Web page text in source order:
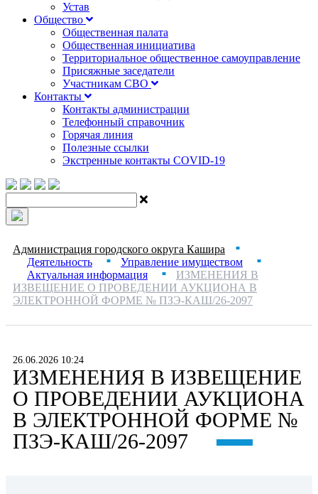
Устав
Общество
Общественная палата
Общественная инициатива
Территориальное общественное самоуправление
Присяжные заседатели
Участникам СВО
Контакты
Контакты администрации
Телефонный справочник
Горячая линия
Полезные ссылки
Экстренные контакты COVID-19
Администрация городского округа Кашира ■
Деятельность ■ Управление имуществом ■
Актуальная информация ■
ИЗМЕНЕНИЯ В
ИЗВЕЩЕНИЕ О ПРОВЕДЕНИИ АУКЦИОНА В
ЭЛЕКТРОННОЙ ФОРМЕ № ПЗЭ-КАШ/26-2097
26.06.2026 10:24
ИЗМЕНЕНИЯ В ИЗВЕЩЕНИЕ
О ПРОВЕДЕНИИ АУКЦИОНА
В ЭЛЕКТРОННОЙ ФОРМЕ №
ПЗЭ-КАШ/26-2097